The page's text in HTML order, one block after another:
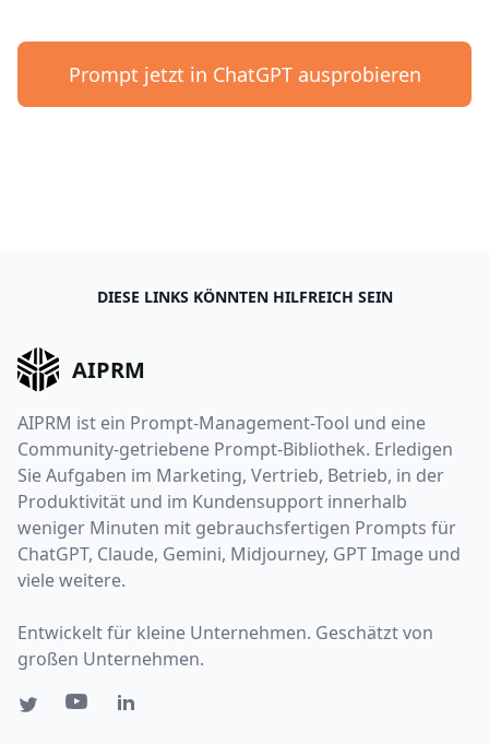
Prompt jetzt in ChatGPT ausprobieren
DIESE LINKS KÖNNTEN HILFREICH SEIN
AIPRM
AIPRM ist ein Prompt-Management-Tool und eine
Community-getriebene Prompt-Bibliothek. Erledigen
Sie Aufgaben im Marketing, Vertrieb, Betrieb, in der
Produktivität und im Kundensupport innerhalb
weniger Minuten mit gebrauchsfertigen Prompts für
ChatGPT, Claude, Gemini, Midjourney, GPT Image und
viele weitere.
Entwickelt für kleine Unternehmen. Geschätzt von
großen Unternehmen.